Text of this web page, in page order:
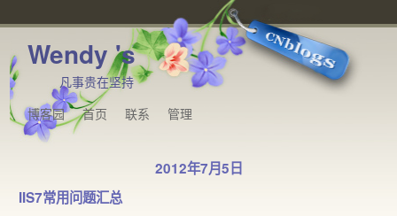
Wendy 's
凡事贵在坚持
博客园
首页 联系 管理
2012年7月5日
IIS7常用问题汇总